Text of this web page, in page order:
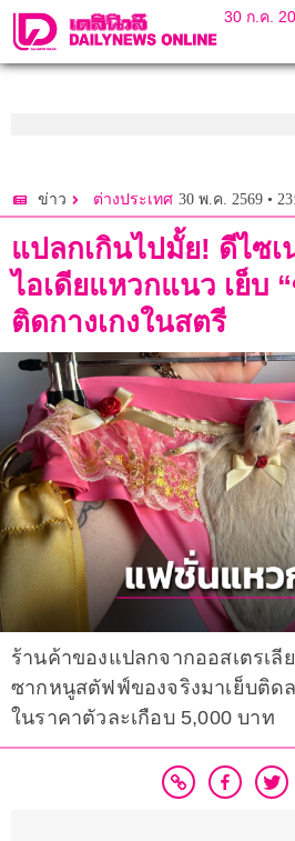
30 ก.ค.
ข่าว ต่างประเทศ 30 พ.ค. 2569 •
แปลกเกินไปมั้ย! ดีไซ
ไอเดียแหวกแนว เย็บ
ติดกางเกงในสตรี
ร้านค้าของแปลกจากออสเตรเลี
ซากหนูสตัฟฟ์ของจริงมาเย็บติด
ในราคาตัวละเกือบ 5,000 บาท